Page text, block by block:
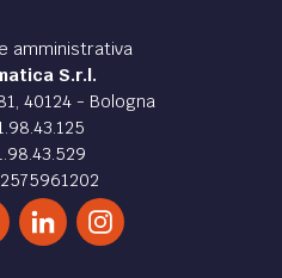
amministrativa
S.r.l.
40124 - Bologna